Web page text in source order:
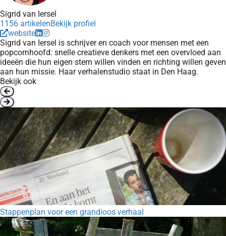
Sigrid van Iersel
1156 artikelenBekijk profiel
website
Sigrid van Iersel is schrijver en coach voor mensen met een
popcornhoofd: snelle creatieve denkers met een overvloed aan
ideeën die hun eigen stem willen vinden en richting willen geven
aan hun missie. Haar verhalenstudio staat in Den Haag.
Bekijk ook
Stappenplan voor een grandioos verhaal